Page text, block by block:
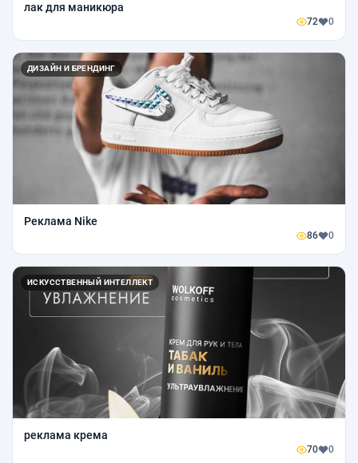
лак для маникюра
72 0
ДИЗАЙН И БРЕНДИНГ
Реклама Nike
86 0
ИСКУССТВЕННЫЙ ИНТЕЛЛЕКТ
реклама крема
70 0